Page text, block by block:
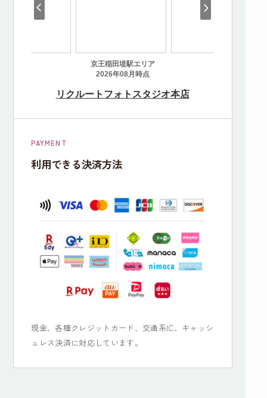
PAYMENT
利用できる決済方法
現金、各種クレジットカード、交通系IC、キャッシ
ュレス決済に対応しています。